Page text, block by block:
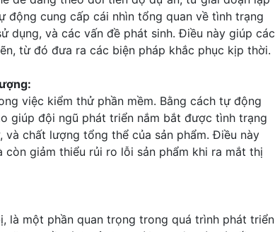
động cung cấp cái nhìn tổng quan về tình trạng
dụng, và các vấn đề phát sinh. Điều này giúp các
từ đó đưa ra các biện pháp khắc phục kịp thời.
việc kiểm thử phần mềm. Bằng cách tự động
giúp đội ngũ phát triển nắm bắt được tình trạng
chất lượng tổng thể của sản phẩm. Điều này
giảm thiểu rủi ro lỗi sản phẩm khi ra mắt thị
là một phần quan trọng trong quá trình phát triển